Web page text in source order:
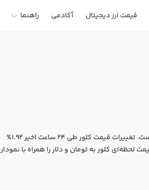
قیمت ارز دیجیتال آکادمی راهنما
قیمت لحظه‌ای کلور هم اکنون معادل 84 تومان یا 0.00044738 تتر است. تغییرات قیمت کلور طی 24 ساعت اخیر 1.92%
شما می‌توانید قیمت لحظه‌ای کلور به تومان و دلار را همراه با نمودار